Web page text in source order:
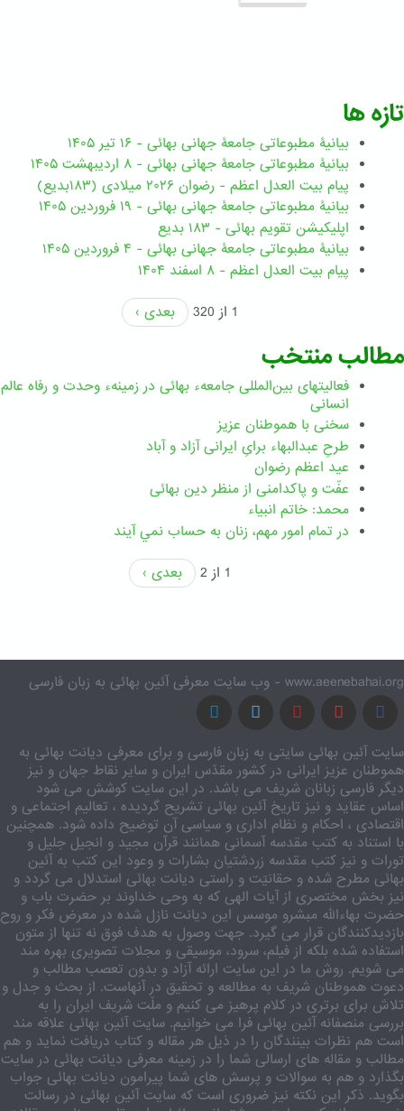
تازه ها
بیانیۀ مطبوعاتی جامعۀ جهانی بهائی - ۱۶ تیر ۱۴۰۵
بیانیۀ مطبوعاتی جامعۀ جهانی بهائی - ۸ اردیبهشت ۱۴۰۵
پیام بیت العدل اعظم - رضوان ۲۰۲۶ میلادی (۱۸۳بدیع)
بیانیۀ مطبوعاتی جامعۀ جهانی بهائی - ۱۹ فروردین ۱۴۰۵
اپلیکیشن تقویم بهائی - ۱۸۳ بدیع
بیانیۀ مطبوعاتی جامعۀ جهانی بهائی - ۴ فروردین ۱۴۰۵
پیام بیت العدل اعظم - ۸ اسفند ۱۴۰۴
1 از 320
بعدی ›
مطالب منتخب
فعالیتهای بین‌المللی جامعهء بهائی در زمینهء وحدت و رفاه عالم
انسانی
سخنی با هموطنان عزیز
طرحِ عبدالبهاء برایِ ایرانی آزاد و آباد
عید اعظم رضوان
عفّت و پاکدامنی از منظر دین بهائی
محمد: خاتم انبیاء
در تمام امور مهم،‌ زنان به حساب نمي آيند
1 از 2
بعدی ›
www.aeenebahai.org - وب سایت معرفی آئین بهائی به زبان فارسی
سایت آئین بهائی سایتی به زبان فارسی و برای معرفی دیانت بهائی به
هموطنان عزیز ایرانی در کشور مقدّس ایران و سایر نقاط جهان و نیز
دیگر فارسی زبانان شریف می باشد. در این سایت کوشش می شود
اساس عقاید و نیز تاریخ آئین بهائی تشریح گردیده ، تعالیم اجتماعی و
اقتصادی ، احکام و نظام اداری و سیاسی آن توضیح داده شود. همچنین
با استناد به کتب مقدسه آسمانی همانند قرآن مجید و انجیل جلیل و
تورات و نیز کتب مقدسه زردشتیان بشارات و وعود این کتب به آئین
بهائی مطرح شده و حقانیّت و راستی دیانت بهائی استدلال می گردد و
نیز بخش مختصری از آیات الهی که به وحی خداوند بر حضرت باب و
حضرت بهاءالله مبشرو موسس این دیانت نازل شده در معرض فکر و روح
بازدیدکنندگان قرار می گیرد. جهت وصول به هدف فوق نه تنها از متون
استفاده شده بلکه از فیلم، سرود، موسیقی و مجلات تصویری بهره مند
می شویم. روش ما در این سایت ارائه آزاد و بدون تعصب مطالب و
دعوت هموطنان شریف به مطالعه و تحقیق در آنهاست. از بحث و جدل و
تلاش برای برتری در کلام پرهیز می کنیم و ملّت شریف ایران را به
بررسی منصفانه آئین بهائی فرا می خوانیم. سایت آئین بهائی علاقه مند
است هم نظرات بینندگان را در ذیل هر مقاله و کتاب دریافت نماید و هم
مطالب و مقاله های ارسالی شما را در زمینه معرفی دیانت بهائی در سایت
بگذارد و هم به سوالات و پرسش های شما پیرامون دیانت بهائی جواب
بگوید. ذکر این نکته نیز ضروری است که سایت آئین بهائی در رسالت